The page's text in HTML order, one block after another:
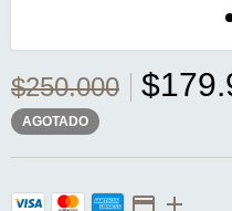
$250.000
AGOTADO